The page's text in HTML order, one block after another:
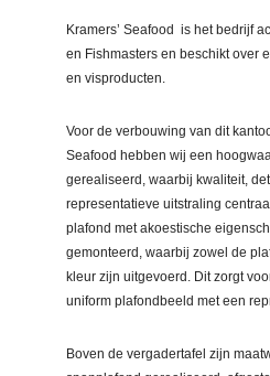
Kramers’ Seafood is het bedrijf
en Fishmasters en beschikt over
en visproducten.
Voor de verbouwing van dit
Seafood hebben wij een
gerealiseerd, waarbij kwaliteit,
representatieve uitstraling
plafond met akoestische
gemonteerd, waarbij zowel de
kleur zijn uitgevoerd. Dit zorgt
uniform plafondbeeld met een
Boven de vergadertafel zijn